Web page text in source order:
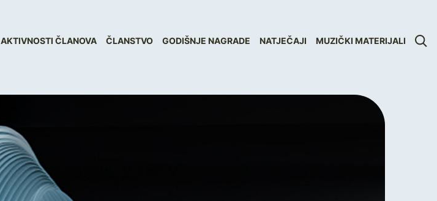
AKTIVNOSTI ČLANOVA ČLANSTVO GODIŠNJE NAGRADE NATJEČAJI MUZIČKI MATERIJALI